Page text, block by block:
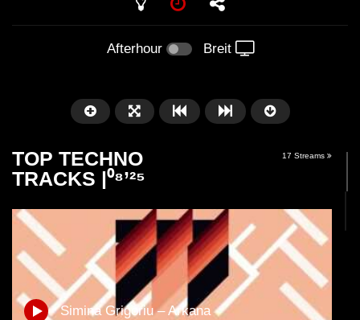
Afterhour Breit
Später
06:24
Jonathan Kaspar – Yah
06:31
OPERA (Street
TOP TECHNO
TRACKS |⁰⁸’²⁵
17 Streams
Simina Grigoriu – Arkana